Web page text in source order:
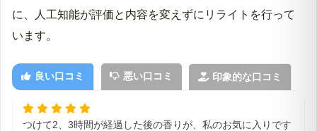
に、人工知能が評価と内容を変えずにリライトを行って
います。
良い口コミ 悪い口コミ 印象的な口コミ
つけて2、3時間が経過した後の香りが、私のお気に入りです